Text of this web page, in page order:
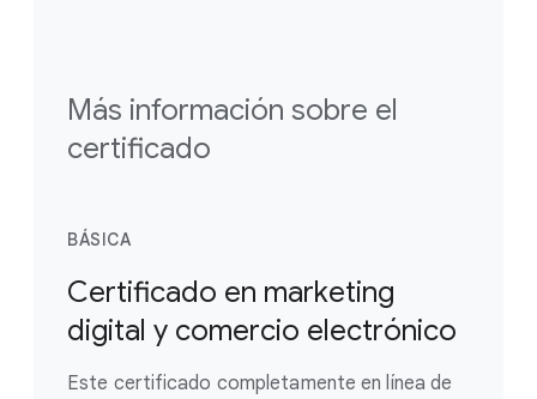
Más información sobre el
certificado
BÁSICA
Certificado en marketing
digital y comercio electrónico
Este certificado completamente en línea de